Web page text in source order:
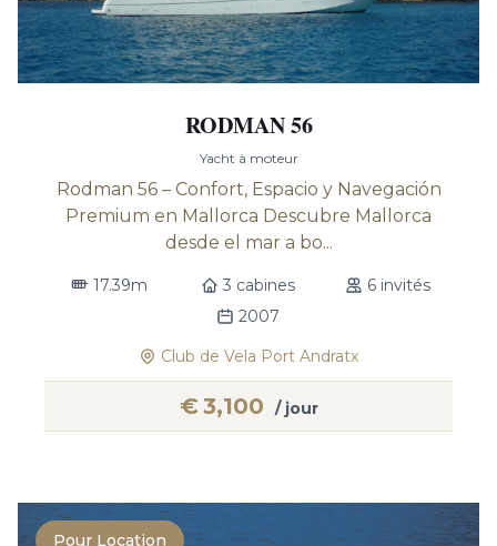
RODMAN 56
Yacht à moteur
Rodman 56 – Confort, Espacio y Navegación
Premium en Mallorca Descubre Mallorca
desde el mar a bo...
17.39m 3 cabines
6 invités
2007
Club de Vela Port Andratx
€3,100 / jour
Pour Location